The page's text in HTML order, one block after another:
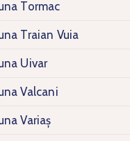
Tormac
Traian Vuia
Uivar
Valcani
Variaș